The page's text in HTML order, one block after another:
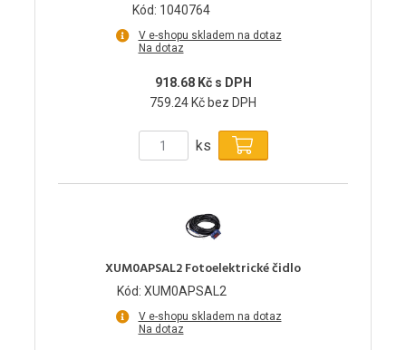
Kód: 1040764
V e-shopu skladem na dotaz
Na dotaz
918.68 Kč s DPH
759.24 Kč bez DPH
ks
XUM0APSAL2 Fotoelektrické čidlo
Kód: XUM0APSAL2
V e-shopu skladem na dotaz
Na dotaz